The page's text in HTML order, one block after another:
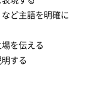
ど主語を明確に
を伝える
する